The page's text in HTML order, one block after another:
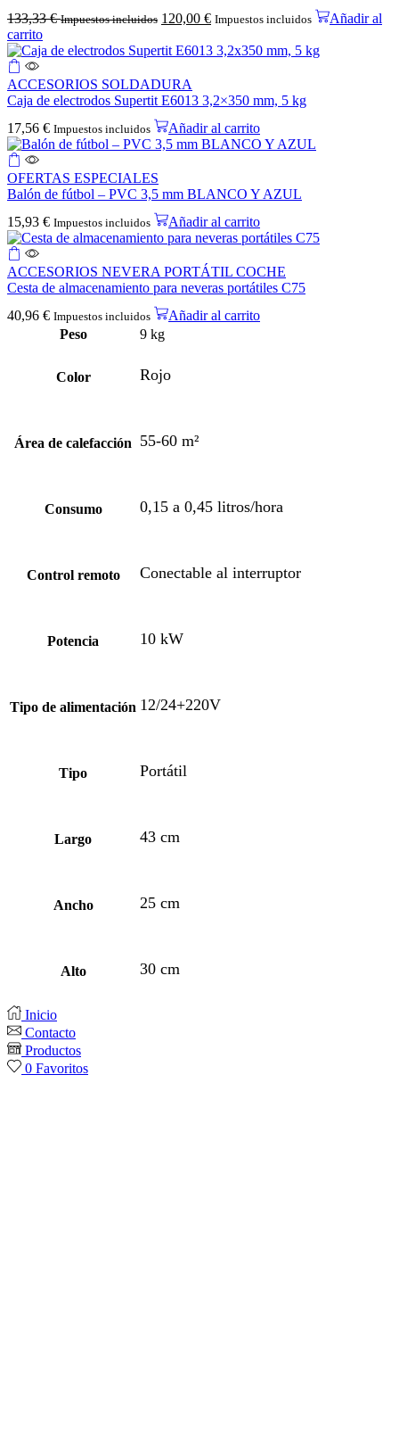
133,33€ Impuestos incluidos 120,00 € Impuestos incluidos
Añadir al
carrito
ACCESORIOS SOLDADURA
Caja de electrodos Supertit E6013 3,2×350 mm, 5 kg
17,56 € Impuestos incluidos Añadir al carrito
OFERTAS ESPECIALES
Balón de fútbol – PVC 3,5 mm BLANCO Y AZUL
15,93 € Impuestos incluidos Añadir al carrito
ACCESORIOS NEVERA PORTÁTIL COCHE
Cesta de almacenamiento para neveras portátiles C75
40,96 € Impuestos incluidos
Añadir al carrito
Peso
9 kg
Color Rojo
Área de calefacción 55-60 m²
Consumo 0,15 a 0,45 litros/hora
Control remoto Conectable al interruptor
Potencia 10 kW
Tipo de alimentación 12/24+220V
Tipo Portátil
Largo 43 cm
Ancho 25 cm
Alto 30 cm
Inicio
Contacto
Productos
0 Favoritos